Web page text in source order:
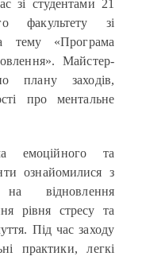
зі студентами 21
факультету зі
тему «Програма
Майстер-
плану заходів,
про ментальне
емоційного та
ознайомилися з
відновлення
рівня стресу та
Під час заходу
практики, легкі